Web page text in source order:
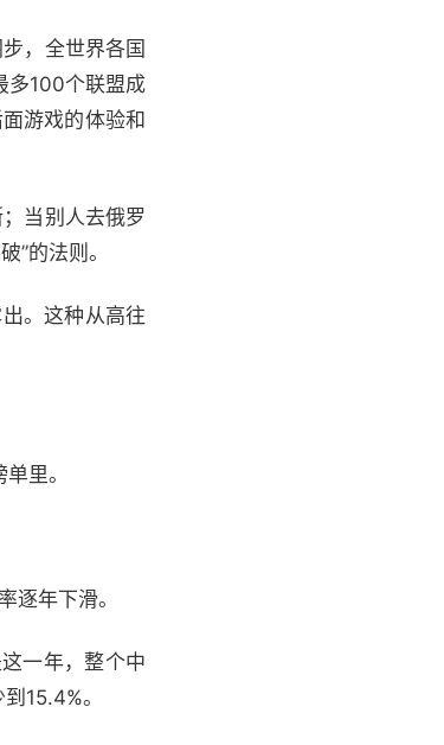
，全世界各国
多100个联盟成
游戏的体验和
当别人去俄罗
”的法则。
。这种从高往
里。
逐年下滑。
一年，整个中
15.4%。